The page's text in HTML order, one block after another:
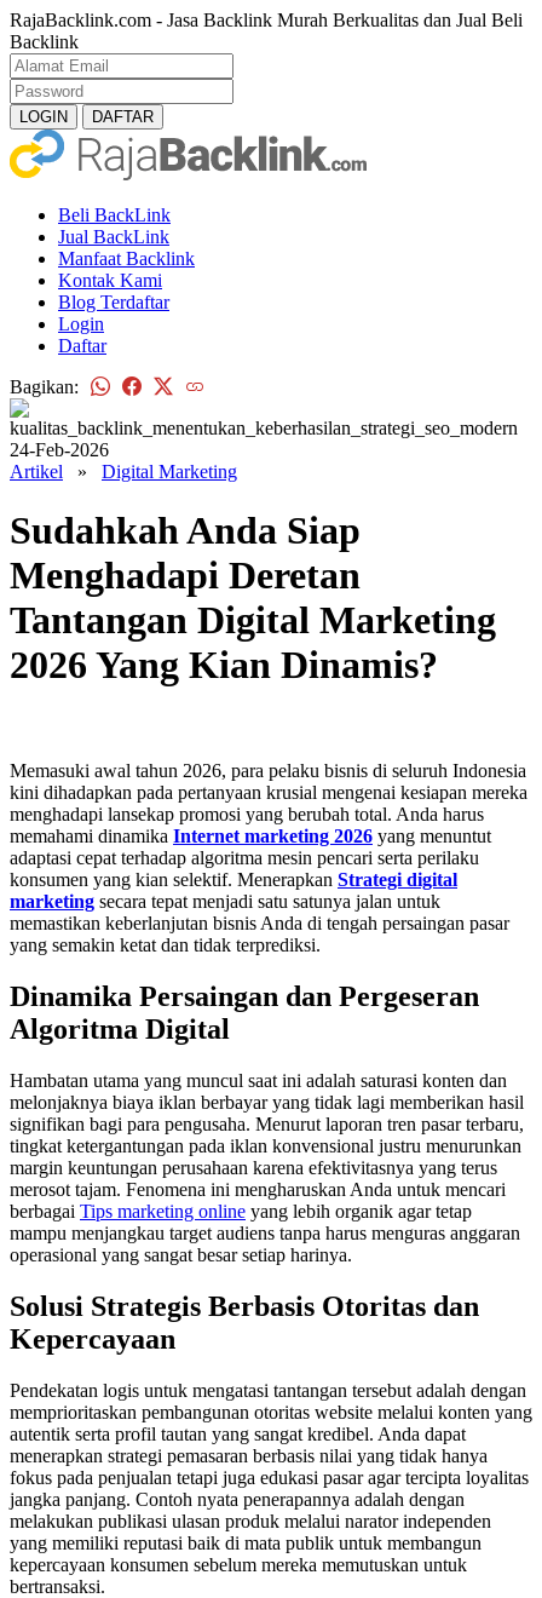
RajaBacklink.com - Jasa Backlink Murah Berkualitas dan Jual Beli
Backlink
Beli BackLink
Jual BackLink
Manfaat Backlink
Kontak Kami
Blog Terdaftar
Login
Daftar
Bagikan:
24-Feb-2026
Artikel » Digital Marketing
Sudahkah Anda Siap
Menghadapi Deretan
Tantangan Digital Marketing
2026 Yang Kian Dinamis?
Memasuki awal tahun 2026, para pelaku bisnis di seluruh Indonesia
kini dihadapkan pada pertanyaan krusial mengenai kesiapan mereka
menghadapi lansekap promosi yang berubah total. Anda harus
memahami dinamika Internet marketing 2026 yang menuntut
adaptasi cepat terhadap algoritma mesin pencari serta perilaku
konsumen yang kian selektif. Menerapkan Strategi digital
marketing secara tepat menjadi satu satunya jalan untuk
memastikan keberlanjutan bisnis Anda di tengah persaingan pasar
yang semakin ketat dan tidak terprediksi.
Dinamika Persaingan dan Pergeseran
Algoritma Digital
Hambatan utama yang muncul saat ini adalah saturasi konten dan
melonjaknya biaya iklan berbayar yang tidak lagi memberikan hasil
signifikan bagi para pengusaha. Menurut laporan tren pasar terbaru,
tingkat ketergantungan pada iklan konvensional justru menurunkan
margin keuntungan perusahaan karena efektivitasnya yang terus
merosot tajam. Fenomena ini mengharuskan Anda untuk mencari
berbagai Tips marketing online yang lebih organik agar tetap
mampu menjangkau target audiens tanpa harus menguras anggaran
operasional yang sangat besar setiap harinya.
Solusi Strategis Berbasis Otoritas dan
Kepercayaan
Pendekatan logis untuk mengatasi tantangan tersebut adalah dengan
memprioritaskan pembangunan otoritas website melalui konten yang
autentik serta profil tautan yang sangat kredibel. Anda dapat
menerapkan strategi pemasaran berbasis nilai yang tidak hanya
fokus pada penjualan tetapi juga edukasi pasar agar tercipta loyalitas
jangka panjang. Contoh nyata penerapannya adalah dengan
melakukan publikasi ulasan produk melalui narator independen
yang memiliki reputasi baik di mata publik untuk membangun
kepercayaan konsumen sebelum mereka memutuskan untuk
bertransaksi.